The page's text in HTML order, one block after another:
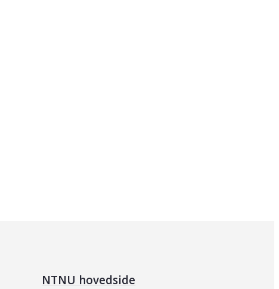
NTNU hovedside